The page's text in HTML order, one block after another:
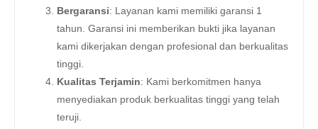
Bergaransi: Layanan kami memiliki garansi 1
tahun. Garansi ini memberikan bukti jika layanan
kami dikerjakan dengan profesional dan berkualitas
tinggi.
Kualitas Terjamin: Kami berkomitmen hanya
menyediakan produk berkualitas tinggi yang telah
teruji.